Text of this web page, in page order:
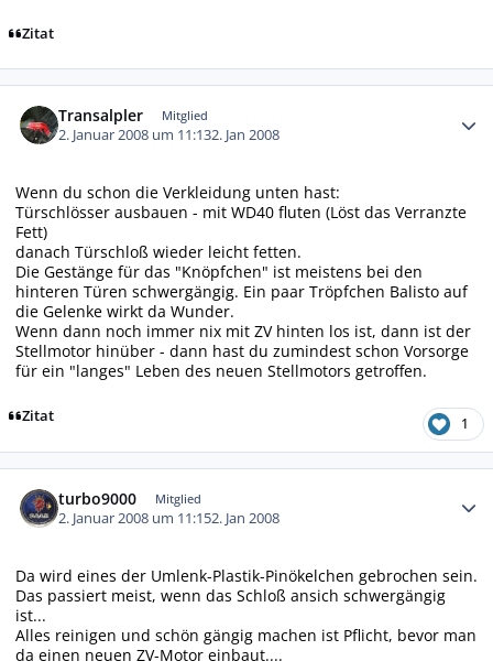
Zitat
Transalpler Mitglied
2. Januar 2008 um 11:132. Jan 2008
Wenn du schon die Verkleidung unten hast:
Türschlösser ausbauen - mit WD40 fluten (Löst das Verranzte
Fett)
danach Türschloß wieder leicht fetten.
Die Gestänge für das "Knöpfchen" ist meistens bei den
hinteren Türen schwergängig. Ein paar Tröpfchen Balisto auf
die Gelenke wirkt da Wunder.
Wenn dann noch immer nix mit ZV hinten los ist, dann ist der
Stellmotor hinüber - dann hast du zumindest schon Vorsorge
für ein "langes" Leben des neuen Stellmotors getroffen.
Zitat 1
turbo9000 Mitglied
2. Januar 2008 um 11:152. Jan 2008
Da wird eines der Umlenk-Plastik-Pinökelchen gebrochen sein.
Das passiert meist, wenn das Schloß ansich schwergängig
ist...
Alles reinigen und schön gängig machen ist Pflicht, bevor man
da einen neuen ZV-Motor einbaut....